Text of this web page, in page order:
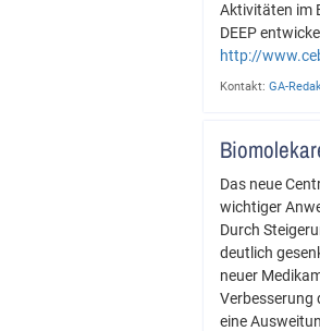
Aktivitäten im
DEEP
http://
Kontakt: GA-
Das neue
wichtiger
Durch
deutlich
neuer
Verbesserung
eine